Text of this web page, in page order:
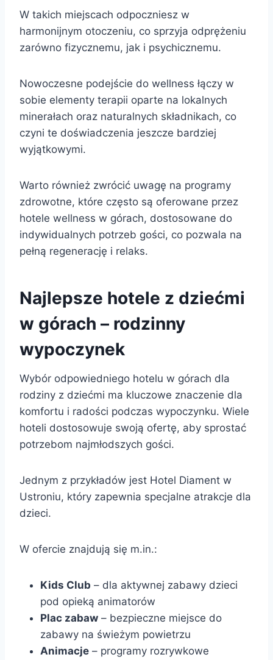
W takich miejscach odpoczniesz w
harmonijnym otoczeniu, co sprzyja odprężeniu
zarówno fizycznemu, jak i psychicznemu.
Nowoczesne podejście do wellness łączy w
sobie elementy terapii oparte na lokalnych
minerałach oraz naturalnych składnikach, co
czyni te doświadczenia jeszcze bardziej
wyjątkowymi.
Warto również zwrócić uwagę na programy
zdrowotne, które często są oferowane przez
hotele wellness w górach, dostosowane do
indywidualnych potrzeb gości, co pozwala na
pełną regenerację i relaks.
Najlepsze hotele z dziećmi
w górach – rodzinny
wypoczynek
Wybór odpowiedniego hotelu w górach dla
rodziny z dziećmi ma kluczowe znaczenie dla
komfortu i radości podczas wypoczynku. Wiele
hoteli dostosowuje swoją ofertę, aby sprostać
potrzebom najmłodszych gości.
Jednym z przykładów jest Hotel Diament w
Ustroniu, który zapewnia specjalne atrakcje dla
dzieci.
W ofercie znajdują się m.in.:
Kids Club – dla aktywnej zabawy dzieci
pod opieką animatorów
Plac zabaw – bezpieczne miejsce do
zabawy na świeżym powietrzu
Animacje – programy rozrywkowe